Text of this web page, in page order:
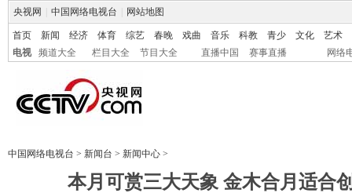
央视网 中国网络电视台 网站地图
首页 新闻 经济 体育 综艺 春晚 戏曲 音乐 科教 青少 文化
艺术
电视
频道大全 栏目大全 节目大全 直播中国 赛事直播 网络
中国网络电视台 > 新闻台 > 新闻中心 >
本月可赏三大天象 金木合月适合